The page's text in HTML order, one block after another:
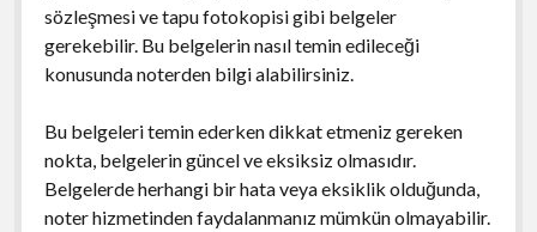
sözleşmesi ve tapu fotokopisi gibi belgeler
gerekebilir. Bu belgelerin nasıl temin edileceği
konusunda noterden bilgi alabilirsiniz.
Bu belgeleri temin ederken dikkat etmeniz gereken
nokta, belgelerin güncel ve eksiksiz olmasıdır.
Belgelerde herhangi bir hata veya eksiklik olduğunda,
noter hizmetinden faydalanmanız mümkün olmayabilir.